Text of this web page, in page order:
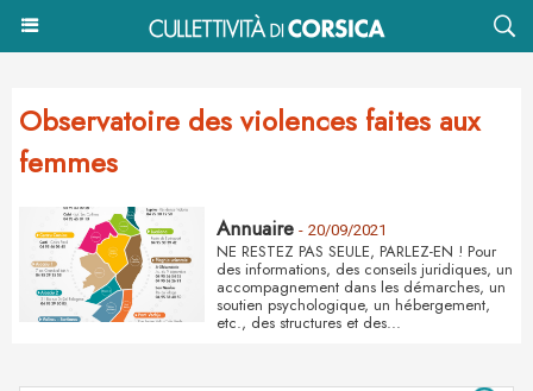
Observatoire des violences faites aux
femmes
Annuaire - 20/09/2021
NE RESTEZ PAS SEULE, PARLEZ-EN ! Pour
des informations, des conseils juridiques, un
accompagnement dans les démarches, un
soutien psychologique, un hébergement,
etc., des structures et des...